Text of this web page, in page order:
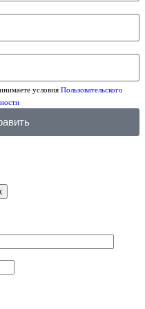
условия Пользовательского